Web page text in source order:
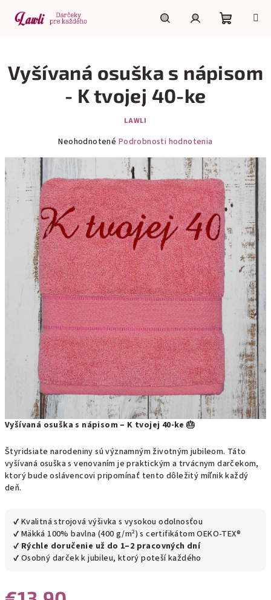
obsah
košík
Vyšívaná osuška s nápisom – K tvojej 40-ke 🎂
Štyridsiate narodeniny sú významným životným jubileom. Táto
vyšívaná osuška s venovaním je praktickým a trvácnym darčekom,
ktorý bude oslávencovi pripomínať tento dôležitý míľnik každý
deň.
✔ Kvalitná strojová výšivka s vysokou odolnosťou
✔ Mäkká 100% bavlna (400 g/m²) s certifikátom OEKO-TEX®
✔ Rýchle doručenie už do 1–2 pracovných dní
✔ Osobný darček k jubileu, ktorý poteší každého
Vyšívaná osuška s nápisom
- K tvojej 40-ke
LAWLI
produktu
je
hviezdičiek.
Neohodnotené Podrobnosti hodnotenia